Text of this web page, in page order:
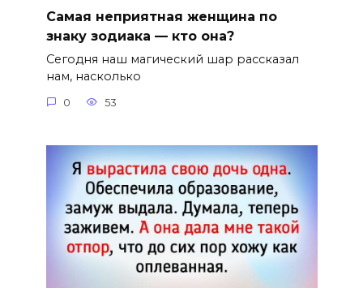
Самая неприятная женщина по
знаку зодиака — кто она?
Сегодня наш магический шар рассказал
нам, насколько
0 53